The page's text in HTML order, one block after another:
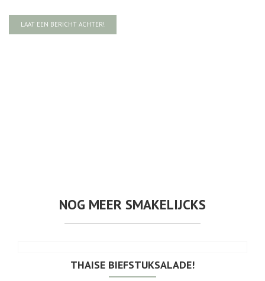
LAAT EEN BERICHT ACHTER!
NOG MEER SMAKELIJCKS
THAISE BIEFSTUKSALADE!